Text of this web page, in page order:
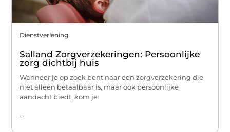
Dienstverlening
Salland Zorgverzekeringen: Persoonlijke
zorg dichtbij huis
Wanneer je op zoek bent naar een zorgverzekering die
niet alleen betaalbaar is, maar ook persoonlijke
aandacht biedt, kom je
...